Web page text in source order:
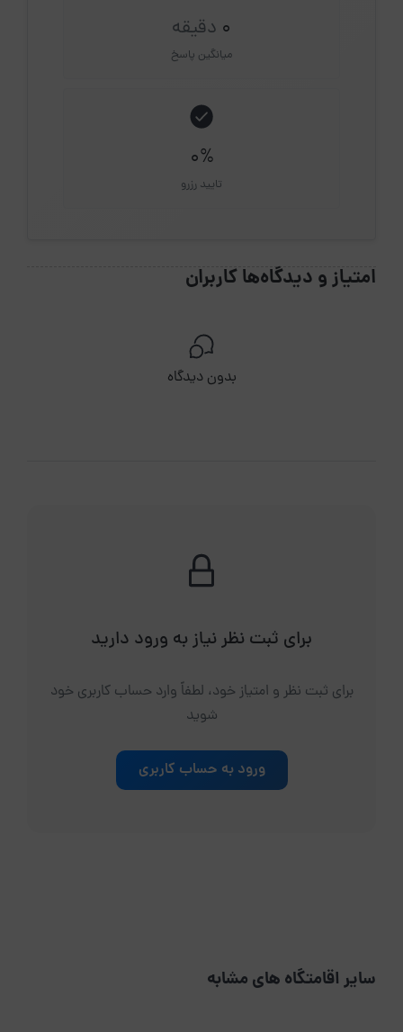
0 دقیقه
میانگین پاسخ
0%
تایید رزرو
امتیاز و دیدگاه‌ها کاربران
بدون دیدگاه
برای ثبت نظر نیاز به ورود دارید
برای ثبت نظر و امتیاز خود، لطفاً وارد حساب کاربری خود
شوید
ورود به حساب کاربری
سایر اقامتگاه های مشابه